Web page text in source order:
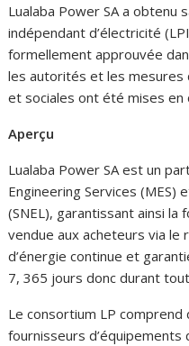
Lualaba Power SA a obtenu
indépendant d’électricité
formellement approuvée
les autorités et les mesures
et sociales ont été mises
Aperçu
Lualaba Power SA est un
Engineering Services (MES)
(SNEL), garantissant ainsi la
vendue aux acheteurs via le
d’énergie continue et
7, 365 jours donc durant
Le consortium LP
fournisseurs d’équipements